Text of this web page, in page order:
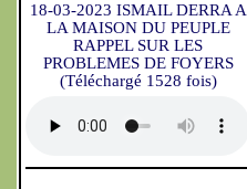
18-03-2023 ISMAIL DERRA A
LA MAISON DU PEUPLE
RAPPEL SUR LES
PROBLEMES DE FOYERS
(Téléchargé 1528 fois)